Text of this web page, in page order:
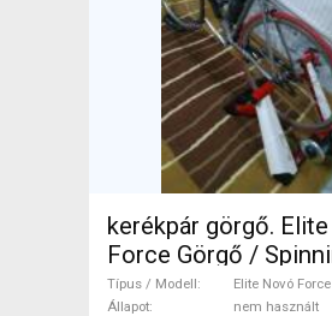
kerékpár görgő. Elite Novó
Force Görgő / Spinning nem
használt ELADÓ
Típus / Modell
Elite Novó Force
Állapot
nem használt